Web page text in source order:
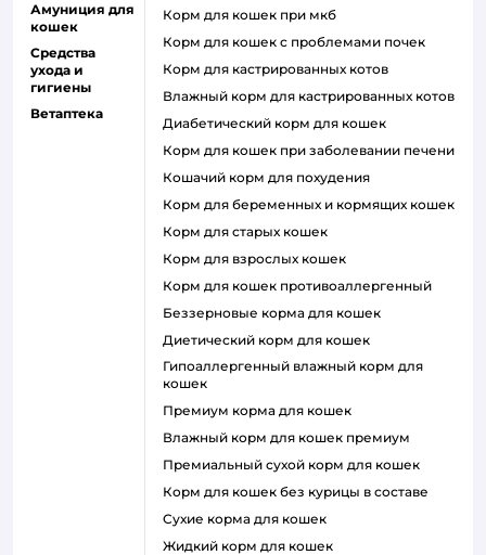
Амуниция для
кошек
Средства
ухода и
гигиены
Ветаптека
корм для кошек при мкб
корм для кошек с проблемами почек
Корм для кастрированных котов
влажный корм для кастрированных котов
диабетический корм для кошек
корм для кошек при заболевании печени
кошачий корм для похудения
корм для беременных и кормящих кошек
корм для старых кошек
корм для взрослых кошек
корм для кошек противоаллергенный
беззерновые корма для кошек
диетический корм для кошек
гипоаллергенный влажный корм для
кошек
премиум корма для кошек
влажный корм для кошек премиум
премиальный сухой корм для кошек
корм для кошек без курицы в составе
сухие корма для кошек
жидкий корм для кошек